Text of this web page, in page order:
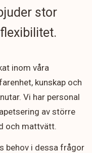
stor
inom våra
kunskap och
Vi har personal
av större
och mattvätt.
behov i dessa frågor